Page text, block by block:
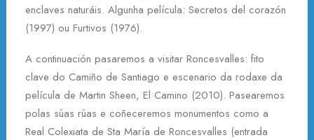
enclaves naturáis. Algunha película: Secretos del corazón
(1997) ou Furtivos (1976).
A continuación pasaremos a visitar Roncesvalles: fito
clave do Camiño de Santiago e escenario da rodaxe da
película de Martin Sheen, El Camino (2010). Pasearemos
polas súas rúas e coñeceremos monumentos como a
Real Colexiata de Sta María de Roncesvalles (entrada